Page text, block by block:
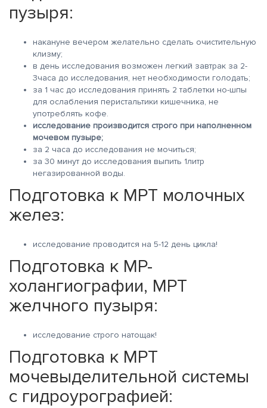
пузыря:
накануне вечером желательно сделать очистительную
клизму;
в день исследования возможен легкий завтрак за 2-
3часа до исследования, нет необходимости голодать;
за 1 час до исследования принять 2 таблетки но-шпы
для ослабления перистальтики кишечника, не
употреблять кофе.
исследование производится строго при наполненном
мочевом пузыре;
за 2 часа до исследования не мочиться;
за 30 минут до исследования выпить 1литр
негазированной воды.
Подготовка к МРТ молочных
желез:
исследование проводится на 5-12 день цикла!
Подготовка к МР-
холангиографии, МРТ
желчного пузыря:
исследование строго натощак!
Подготовка к МРТ
мочевыделительной системы
с гидроурографией: